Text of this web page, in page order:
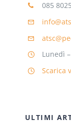
085
Lunedì
Scarica
ULTIMI